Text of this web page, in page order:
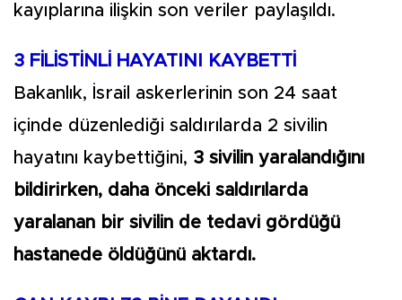
kayıplarına ilişkin son veriler paylaşıldı.
3 FİLİSTİNLİ HAYATINI KAYBETTİ
Bakanlık, İsrail askerlerinin son 24 saat
içinde düzenlediği saldırılarda 2 sivilin
hayatını kaybettiğini, 3 sivilin yaralandığını
bildirirken, daha önceki saldırılarda
yaralanan bir sivilin de tedavi gördüğü
hastanede öldüğünü aktardı.